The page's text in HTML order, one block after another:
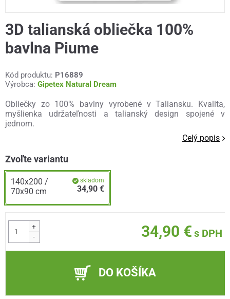
3D talianská obliečka 100%
bavlna Piume
Kód produktu: P16889
Výrobca: Gipetex Natural Dream
Obliečky zo 100% bavlny vyrobené v Taliansku. Kvalita,
myšlienka udržateľnosti a talianský design spojené v
jednom.
Celý popis
Zvoľte variantu
140x200 /
70x90 cm
skladom
34,90 €
+
-
34,90 € s DPH
DO KOŠÍKA